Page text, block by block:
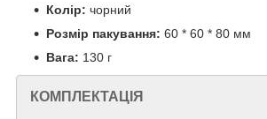
Колір: чорний
Розмір пакування: 60 * 60 * 80 мм
Вага: 130 г
КОМПЛЕКТАЦІЯ